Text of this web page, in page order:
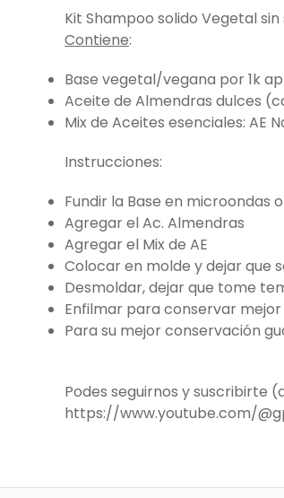
Kit Shampoo solido Vegetal
Contiene:
Base vegetal/vegana por 1k
Aceite de Almendras dulces
Mix de Aceites esenciales: AE
Instrucciones:
Fundir la Base en microondas
Agregar el Ac. Almendras
Agregar el Mix de AE
Colocar en molde y dejar que
Desmoldar, dejar que tome
Enfilmar para conservar mejor
Para su mejor conservación
Podes seguirnos y suscribirte
https://www.youtube.com/